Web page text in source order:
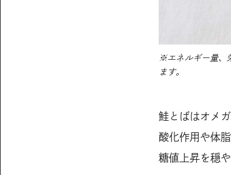
※エネルギー量、
ます。
鮭とばはオメ
酸化作用や体
糖値上昇を穏や